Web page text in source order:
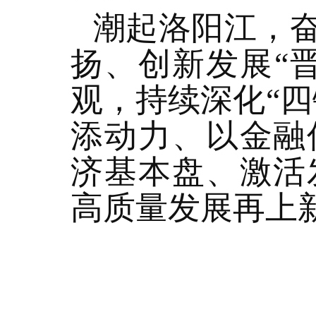
潮起洛阳江，
扬、创新发展“
观，持续深化“
添动力、以金
济基本盘、激
高质量发展再上